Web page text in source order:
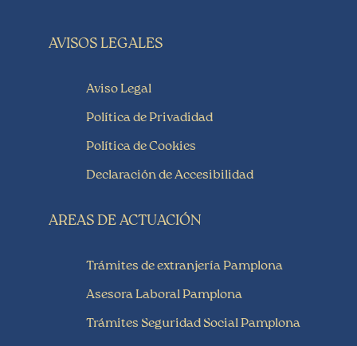
AVISOS LEGALES
Aviso Legal
Política de Privadidad
Política de Cookies
Declaración de Accesibilidad
AREAS DE ACTUACIÓN
Trámites de extranjería Pamplona
Asesora Laboral Pamplona
Trámites Seguridad Social Pamplona